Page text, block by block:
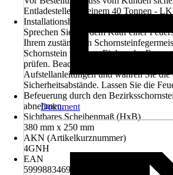
Entladestelle mit einem 40 Tonnen -
Installationshinweis
Sprechen Sie vor dem Kauf einer
Ihrem zuständigen
Schornstein vor dem Einbau der
prüfen. Beachten Sie grundsätzlich die
Aufstellanleitungen und wahren Sie die
Sicherheitsabstände. Lassen Sie die
Befeuerung durch den
abnehmen.
Sichtbares Scheibenmaß (HxB)
380 mm x 250 mm
AKN (Artikelkurznummer)
4GNH
EAN
5999883469385
Dokument